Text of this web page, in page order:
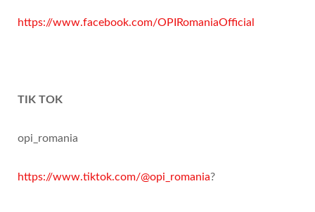
https://www.facebook.com/OPIRomaniaOfficial
TIK TOK
opi_romania
https://www.tiktok.com/@opi_romania?